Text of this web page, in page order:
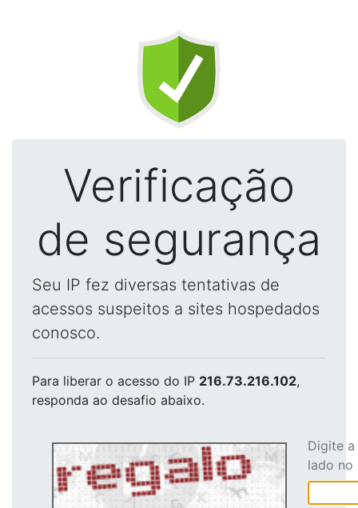
Verificação
de segurança
Seu IP fez diversas tentativas de
acessos suspeitos a sites hospedados
conosco.
Para liberar o acesso do IP 216.73.216.102,
responda ao desafio abaixo.
Digite
lado no